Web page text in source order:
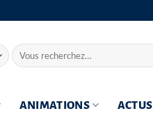
Recherche
pour :
ANIMATIONS ACTUS